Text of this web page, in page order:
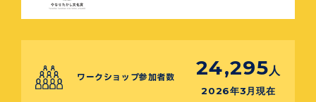
ワークショップ参加者数 24,295 人
2026年3月現在